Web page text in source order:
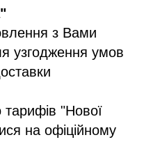
з Вами
узгодження умов
тарифів "Нової
на офіційному